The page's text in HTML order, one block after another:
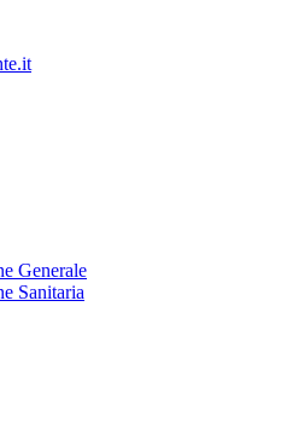
Generale
Sanitaria